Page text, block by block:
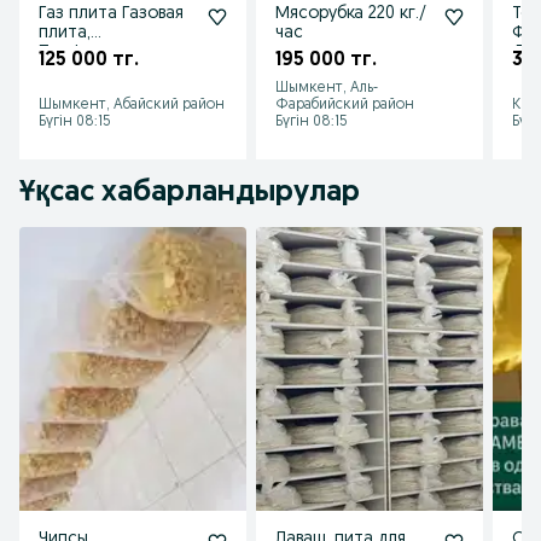
Газ плита Газовая
плита,
Профессиональны
комфорочные
125 000 тг.
Шымкент, Абайский район
Бүгін 08:15
Мясорубка 220 кг./
час
195 000 тг.
Шымкент, Аль-
Фарабийский район
Бүгін 08:15
39
Ұқсас хабарландырулар